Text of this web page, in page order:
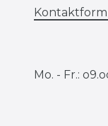
Mo. - Fr.: